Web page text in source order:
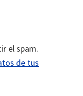
el spam.
de tus